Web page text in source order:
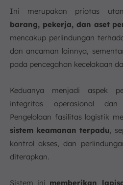
Ini merupakan priotas
barang, pekerja, dan aset
mencakup perlindungan
dan ancaman lainnya,
pada pencegahan kecelakaan
Keduanya menjadi aspek
integritas operasional dan
Pengelolaan fasilitas logistik
sistem keamanan terpadu,
kontrol akses, dan
diterapkan.
Sistem ini memberikan